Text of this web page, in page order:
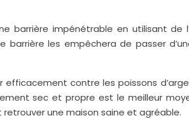
barrière impénétrable en utilisant de
barrière les empêchera de passer
contre les poissons
sec et propre est le meilleur
une maison saine et agréable.